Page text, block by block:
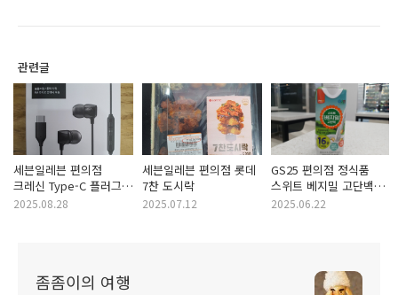
관련글
세븐일레븐 편의점
크레신 Type-C 플러그
인이어 유선 이어폰
2025.08.28
세븐일레븐 편의점 롯데
7찬 도시락
2025.07.12
GS25 편의점 정식품
스위트 베지밀 고단백
두유
2025.06.22
좀좀이의 여행